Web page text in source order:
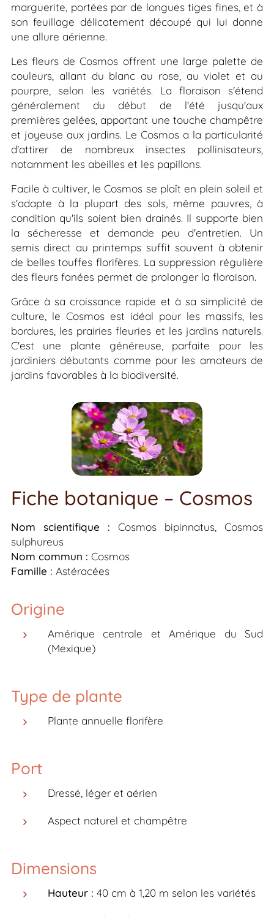
marguerite, portées par de longues tiges fines, et à
son feuillage délicatement découpé qui lui donne
une allure aérienne.
Les fleurs de Cosmos offrent une large palette de
couleurs, allant du blanc au rose, au violet et au
pourpre, selon les variétés. La floraison s'étend
généralement du début de l'été jusqu'aux
premières gelées, apportant une touche champêtre
et joyeuse aux jardins. Le Cosmos a la particularité
d'attirer de nombreux insectes pollinisateurs,
notamment les abeilles et les papillons.
Facile à cultiver, le Cosmos se plaît en plein soleil et
s'adapte à la plupart des sols, même pauvres, à
condition qu'ils soient bien drainés. Il supporte bien
la sécheresse et demande peu d'entretien. Un
semis direct au printemps suffit souvent à obtenir
de belles touffes florifères. La suppression régulière
des fleurs fanées permet de prolonger la floraison.
Grâce à sa croissance rapide et à sa simplicité de
culture, le Cosmos est idéal pour les massifs, les
bordures, les prairies fleuries et les jardins naturels.
C'est une plante généreuse, parfaite pour les
jardiniers débutants comme pour les amateurs de
jardins favorables à la biodiversité.
Fiche botanique – Cosmos
Nom scientifique : Cosmos bipinnatus
Cosmos
sulphureus
Nom commun : Cosmos
Famille : Astéracées
Origine
Amérique centrale et Amérique du Sud
(Mexique)
Type de plante
Plante annuelle florifère
Port
Dressé, léger et aérien
Aspect naturel et champêtre
Dimensions
Hauteur : 40 cm à 1,20 m selon les variétés